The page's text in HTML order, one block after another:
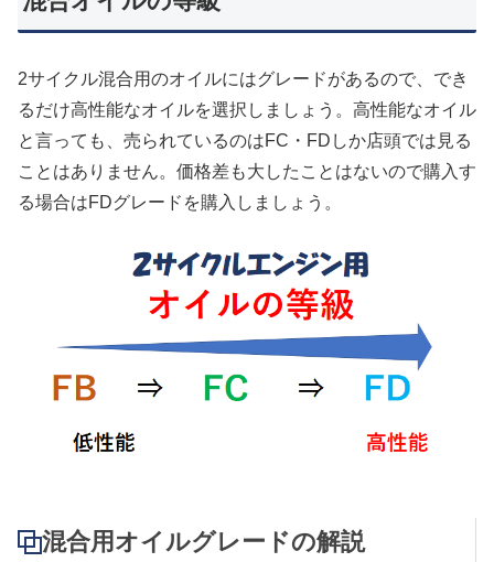
2サイクル混合用のオイルにはグレードがあるので、でき
るだけ高性能なオイルを選択しましょう。高性能なオイル
と言っても、売られているのはFC・FDしか店頭では見る
ことはありません。価格差も大したことはないので購入す
る場合はFDグレードを購入しましょう。
混合用オイルグレードの解説